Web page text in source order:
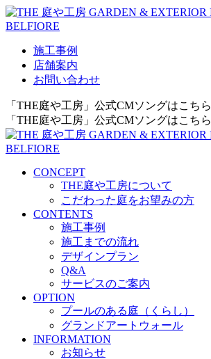
施工事例
店舗案内
お問い合わせ
「THE庭や工房」公式CMソングはこちら
「THE庭や工房」公式CMソングはこちら
CONCEPT
THE庭や工房について
こだわった庭をお望みの方
CONTENTS
施工事例
施工までの流れ
デザインプラン
Q&A
サービスのご案内
OPTION
プールのある庭（くらし）
グランドアートウォール
INFORMATION
お知らせ